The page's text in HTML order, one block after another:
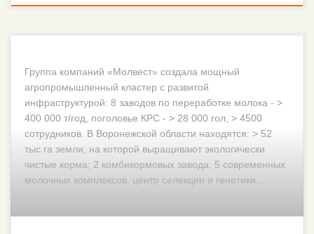
Группа компаний «Молвест» создала мощный
агропромышленный кластер с развитой
инфраструктурой: 8 заводов по переработке молока - >
400 000 т/год, поголовье КРС - > 28 000 гол, > 4500
сотрудников. В Воронежской области находятся: > 52
тыс.га земли, на которой выращивают экологически
чистые корма; 2 комбикормовых завода; 5 современных
молочных комплексов, центр селекции и генетики...